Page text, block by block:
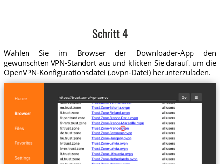
Schritt 4
Wählen Sie im Browser der Downloader-App den
gewünschten VPN-Standort aus und klicken Sie darauf, um die
OpenVPN-Konfigurationsdatei (.ovpn-Datei) herunterzuladen.